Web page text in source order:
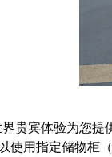
贵宾体验为您提
使用指定储物柜